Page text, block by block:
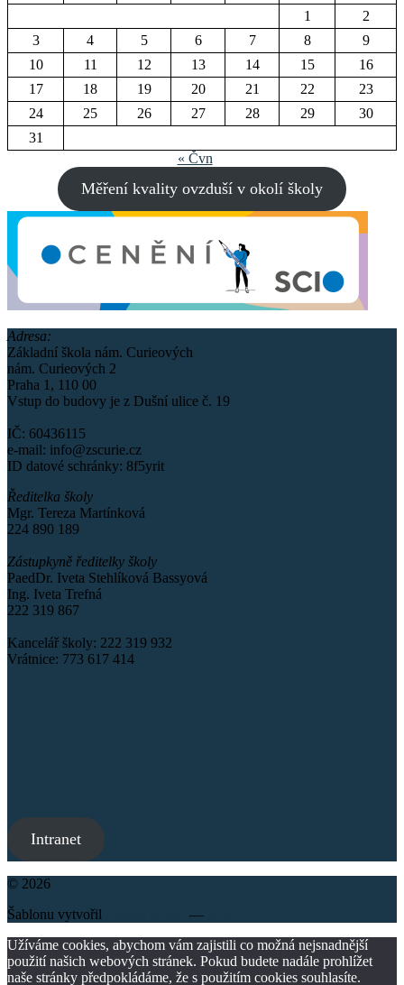
1
2
3
4 5 6 7 8
9
10
11 12 13 14 15
16
17
18 19 20 21 22
23
24
25 26 27 28 29
30
31
« Čvn
Měření kvality ovzduší v okolí školy
Adresa:
Základní škola nám. Curieových
nám. Curieových 2
Praha 1, 110 00
Vstup do budovy je z Dušní ulice č. 19
IČ: 60436115
e-mail: info@zscurie.cz
ID datové schránky: 8f5yrit
Ředitelka školy
Mgr. Tereza Martínková
224 890 189
Zástupkyně ředitelky školy
PaedDr. Iveta Stehlíková Bassyová
Ing. Iveta Trefná
222 319 867
Kancelář školy: 222 319 932
Vrátnice: 773 617 414
Intranet
© 2026
Šablonu vytvořil
—
Užíváme cookies, abychom vám zajistili co možná nejsnadnější
použití našich webových stránek. Pokud budete nadále prohlížet
naše stránky předpokládáme, že s použitím cookies souhlasíte.